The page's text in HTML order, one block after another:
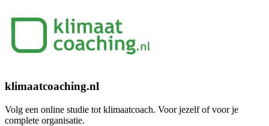
klimaatcoaching.nl
Volg een online studie tot klimaatcoach. Voor jezelf of voor je
complete organisatie.